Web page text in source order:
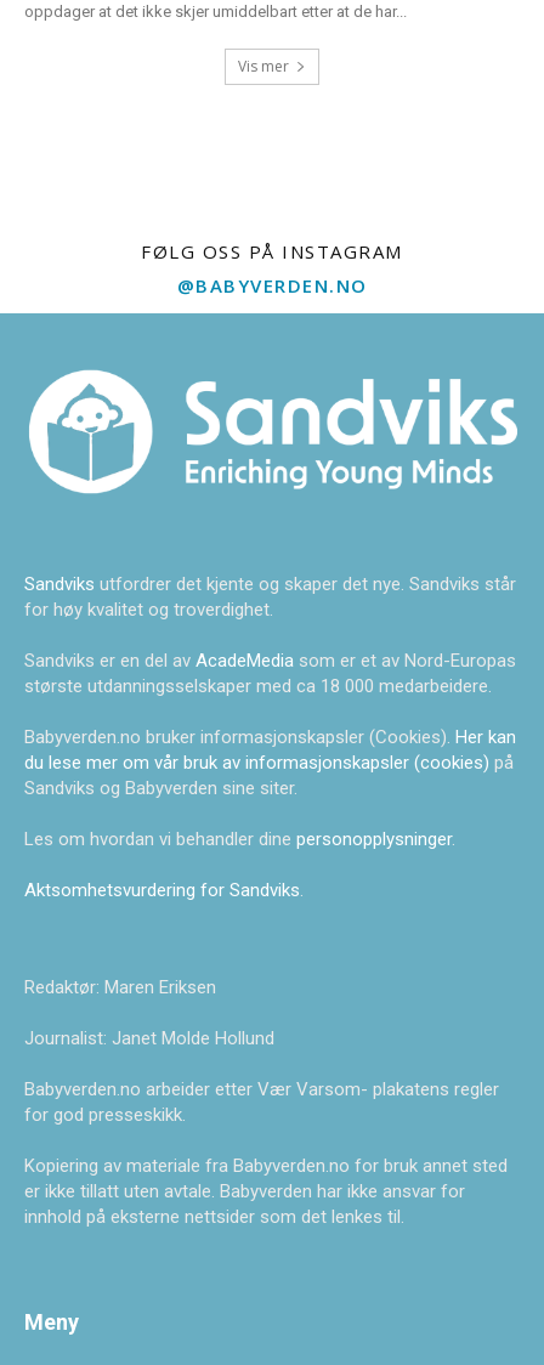
oppdager at det ikke skjer umiddelbart etter at de har...
Vis mer
FØLG OSS PÅ INSTAGRAM
@BABYVERDEN.NO
Sandviks utfordrer det kjente og skaper det nye. Sandviks står
for høy kvalitet og troverdighet.
Sandviks er en del av AcadeMedia som er et av Nord-Europas
største utdanningsselskaper med ca 18 000 medarbeidere.
Babyverden.no bruker informasjonskapsler (Cookies). Her kan
du lese mer om vår bruk av informasjonskapsler (cookies) på
Sandviks og Babyverden sine siter.
Les om hvordan vi behandler dine personopplysninger.
Aktsomhetsvurdering for Sandviks.
Redaktør: Maren Eriksen
Journalist: Janet Molde Hollund
Babyverden.no arbeider etter Vær Varsom- plakatens regler
for god presseskikk.
Kopiering av materiale fra Babyverden.no for bruk annet sted
er ikke tillatt uten avtale. Babyverden har ikke ansvar for
innhold på eksterne nettsider som det lenkes til.
Meny